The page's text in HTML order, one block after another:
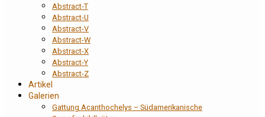
Abstract-T
Abstract-U
Abstract-V
Abstract-W
Abstract-X
Abstract-Y
Abstract-Z
Artikel
Galerien
Gattung Acanthochelys – Südamerikanische